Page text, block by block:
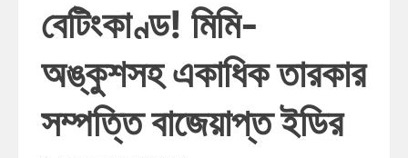
বেটিংকাণ্ড! মিমি-
অঙ্কুশসহ একাধিক তারকার
সম্পত্তি বাজেয়াপ্ত ইডির